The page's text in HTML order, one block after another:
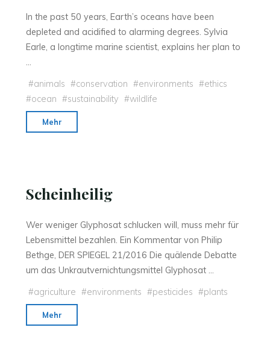
In the past 50 years, Earth’s oceans have been
depleted and acidified to alarming degrees. Sylvia
Earle, a longtime marine scientist, explains her plan to
…
#animals #conservation #environments #ethics
#ocean #sustainability #wildlife
Mehr
Lost’:
Our
Before
It’s
Too
Late"
Scheinheilig
Wer weniger Glyphosat schlucken will, muss mehr für
Lebensmittel bezahlen. Ein Kommentar von Philip
Bethge, DER SPIEGEL 21/2016 Die quä­len­de De­bat­te
um das Un­kraut­ver­nich­tungs­mit­tel Gly­pho­sat …
#agriculture #environments #pesticides #plants
Mehr